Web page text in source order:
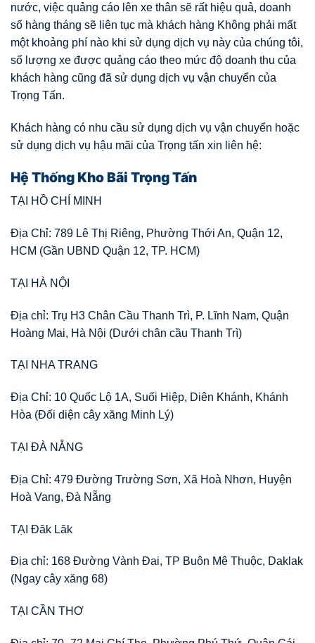
nước, việc quảng cáo lên xe thân sẽ rất hiệu quả, doanh
số hàng tháng sẽ liên tục mà khách hàng Không phải mất
một khoảng phí nào khi sử dụng dịch vụ này của chúng tôi,
số lượng xe được quảng cáo theo mức độ doanh thu của
khách hàng cũng đã sử dụng dịch vụ vận chuyển của
Trọng Tấn.
Khách hàng có nhu cầu sử dụng dịch vụ vận chuyển hoặc
sử dụng dịch vụ hậu mãi của Trọng tấn xin liên hệ:
Hệ Thống Kho Bãi Trọng Tấn
TẠI HỒ CHÍ MINH
Địa Chỉ: 789 Lê Thị Riêng, Phường Thới An, Quận 12,
HCM (Gần UBND Quận 12, TP. HCM)
TẠI HÀ NỘI
Địa chỉ: Trụ H3 Chân Cầu Thanh Trì, P. Lĩnh Nam, Quận
Hoàng Mai, Hà Nội (Dưới chân cầu Thanh Trì)
TẠI NHA TRANG
Địa Chỉ: 10 Quốc Lộ 1A, Suối Hiệp, Diên Khánh, Khánh
Hòa (Đối diện cây xăng Minh Lý)
TẠI ĐÀ NẴNG
Địa Chỉ: 479 Đường Trường Sơn, Xã Hoà Nhơn, Huyện
Hoà Vang, Đà Nẵng
TẠI Đăk Lăk
Địa chỉ: 168 Đường Vành Đai, TP Buôn Mê Thuộc, Daklak
(Ngay cây xăng 68)
TẠI CẦN THƠ